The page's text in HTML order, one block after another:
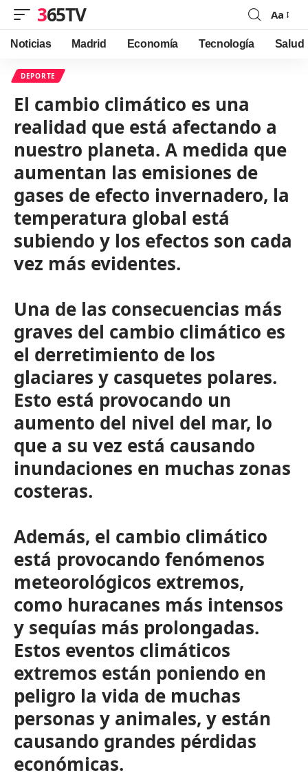
365TV
Font
Resizer
Aa
Noticias Madrid Economía Tecnología Salud
DEPORTE
El cambio climático es una
realidad que está afectando a
nuestro planeta. A medida que
aumentan las emisiones de
gases de efecto invernadero, la
temperatura global está
subiendo y los efectos son cada
vez más evidentes.
Una de las consecuencias más
graves del cambio climático es
el derretimiento de los
glaciares y casquetes polares.
Esto está provocando un
aumento del nivel del mar, lo
que a su vez está causando
inundaciones en muchas zonas
costeras.
Además, el cambio climático
está provocando fenómenos
meteorológicos extremos,
como huracanes más intensos
y sequías más prolongadas.
Estos eventos climáticos
extremos están poniendo en
peligro la vida de muchas
personas y animales, y están
causando grandes pérdidas
económicas.